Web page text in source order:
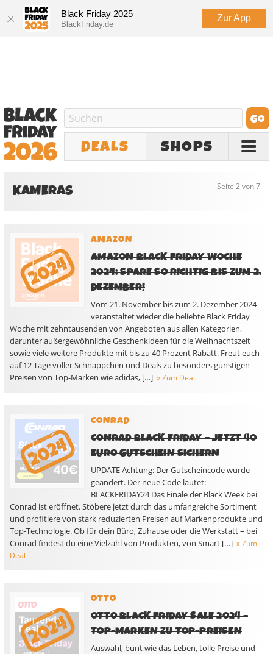
Black Friday 2025
BlackFriday.de
Zur App
DEALS SHOPS
Seite 2 von 7
KAMERAS
AMAZON
AMAZON BLACK FRIDAY WOCHE
2024: SPARE SO RICHTIG BIS ZUM 2.
DEZEMBER!
Vom 21. November bis zum 2. Dezember 2024
veranstaltet wieder die beliebte Black Friday
Woche mit zehntausenden von Angeboten aus allen Kategorien,
darunter außergewöhnliche Geschenkideen für die Weihnachtszeit
sowie viele weitere Produkte mit bis zu 40 Prozent Rabatt. Freut euch
auf 12 Tage voller Schnäppchen und Deals zu besonders günstigen
Preisen von Top-Marken wie adidas, […] » Zum Deal
CONRAD
CONRAD BLACK FRIDAY – JETZT 40
EURO GUTSCHEIN SICHERN
UPDATE Achtung: Der Gutscheincode wurde
geändert. Der neue Code lautet:
BLACKFRIDAY24 Das Finale der Black Week bei
Conrad ist eröffnet. Stöbere jetzt durch das umfangreiche Sortiment
und profitiere von stark reduzierten Preisen auf Markenprodukte und
Top-Technologie. Ob für dein Büro, Zuhause oder die Werkstatt – bei
Conrad findest du eine Vielzahl von Produkten, von Smart […] » Zum
Deal
OTTO
OTTO BLACK FRIDAY SALE 2024 –
TOP-MARKEN ZU TOP-PREISEN
Auswahl, bunt wie das Leben, tolle Preise und